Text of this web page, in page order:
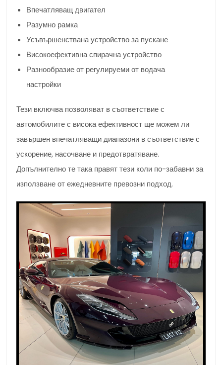
Впечатляващ двигател
Разумно рамка
Усъвършенствана устройство за пускане
Високоефективна спирачна устройство
Разнообразие от регулируеми от водача
настройки
Тези включва позволяват в съответствие с
автомобилите с висока ефективност ще можем ли
завършен впечатляващи диапазони в съответствие с
ускорение, насочване и предотвратяване.
Допълнително те така правят тези коли по-забавни за
използване от ежедневните превозни подход.